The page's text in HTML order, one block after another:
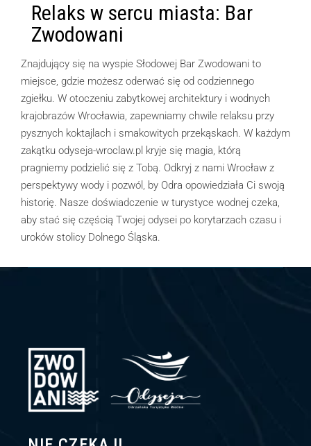
Relaks w sercu miasta: Bar
Zwodowani
Znajdujący się na wyspie Słodowej Bar Zwodowani to
miejsce, gdzie możesz oderwać się od codziennego
zgiełku. W otoczeniu zabytkowej architektury i wodnych
krajobrazów Wrocławia, zapewniamy chwile relaksu przy
pysznych koktajlach i smakowitych przekąskach. W każdym
zakątku odyseja-wroclaw.pl kryje się magia, którą
pragniemy podzielić się z Tobą. Odkryj z nami Wrocław z
perspektywy wody i pozwól, by Odra opowiedziała Ci swoją
historię. Nasze doświadczenie w turystyce wodnej czeka,
aby stać się częścią Twojej odysei po korytarzach czasu i
uroków stolicy Dolnego Śląska.